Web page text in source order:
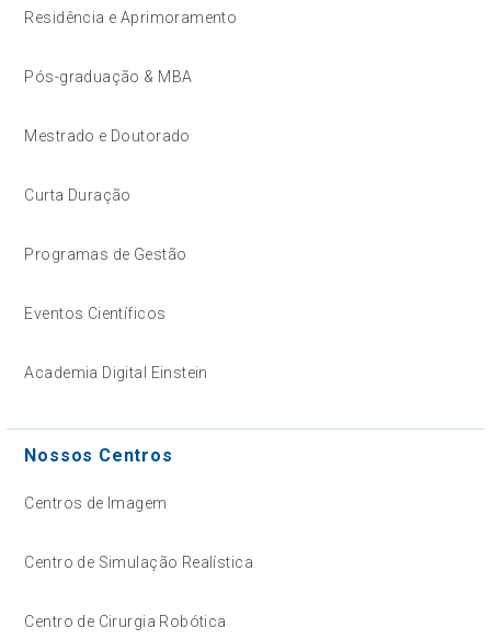
Residência e Aprimoramento
Pós-graduação & MBA
Mestrado e Doutorado
Curta Duração
Programas de Gestão
Eventos Científicos
Academia Digital Einstein
Nossos Centros
Centros de Imagem
Centro de Simulação Realística
Centro de Cirurgia Robótica